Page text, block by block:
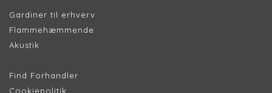
Gardiner til erhverv
Flammehæmmende
Akustik
Find Forhandler
Cookiepolitik